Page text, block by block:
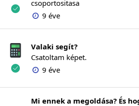
csoportositasa
9 éve
Valaki segít?
Csatoltam képet.
9 éve
Mi ennek a megoldása? És